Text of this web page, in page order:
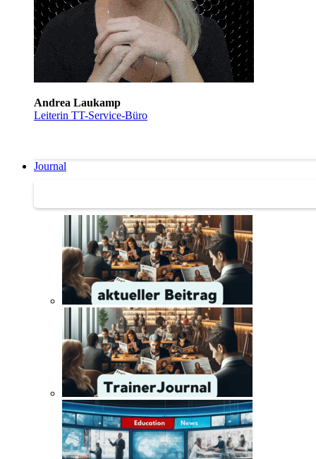
Andrea Laukamp
Leiterin TT-Service-Büro
Journal